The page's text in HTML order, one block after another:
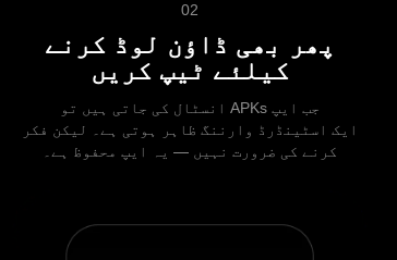
02
پھر بھی ڈاؤن لوڈ کرنے
کیلئے ٹیپ کریں
جب ایپ APKs انسٹال کی جاتی ہیں تو
ایک اسٹینڈرڈ وارننگ ظاہر ہوتی ہے۔ لیکن فکر
کرنے کی ضرورت نہیں — یہ ایپ محفوظ ہے۔